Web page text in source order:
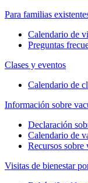
Para familias
Calendario de
Preguntas
Clases y eventos
Calendario de
Información sobre
Declaración
Calendario de
Recursos sobre
Visitas de bienestar